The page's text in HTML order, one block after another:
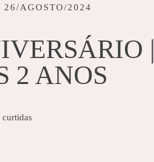
26/AGOSTO/2024
|
2 ANOS
curtidas